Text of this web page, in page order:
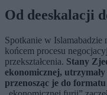
Od deeskalacji
Spotkanie w Islamabadzie
końcem procesu
przekształcenia. Stany
ekonomicznej,
przenosząc je do